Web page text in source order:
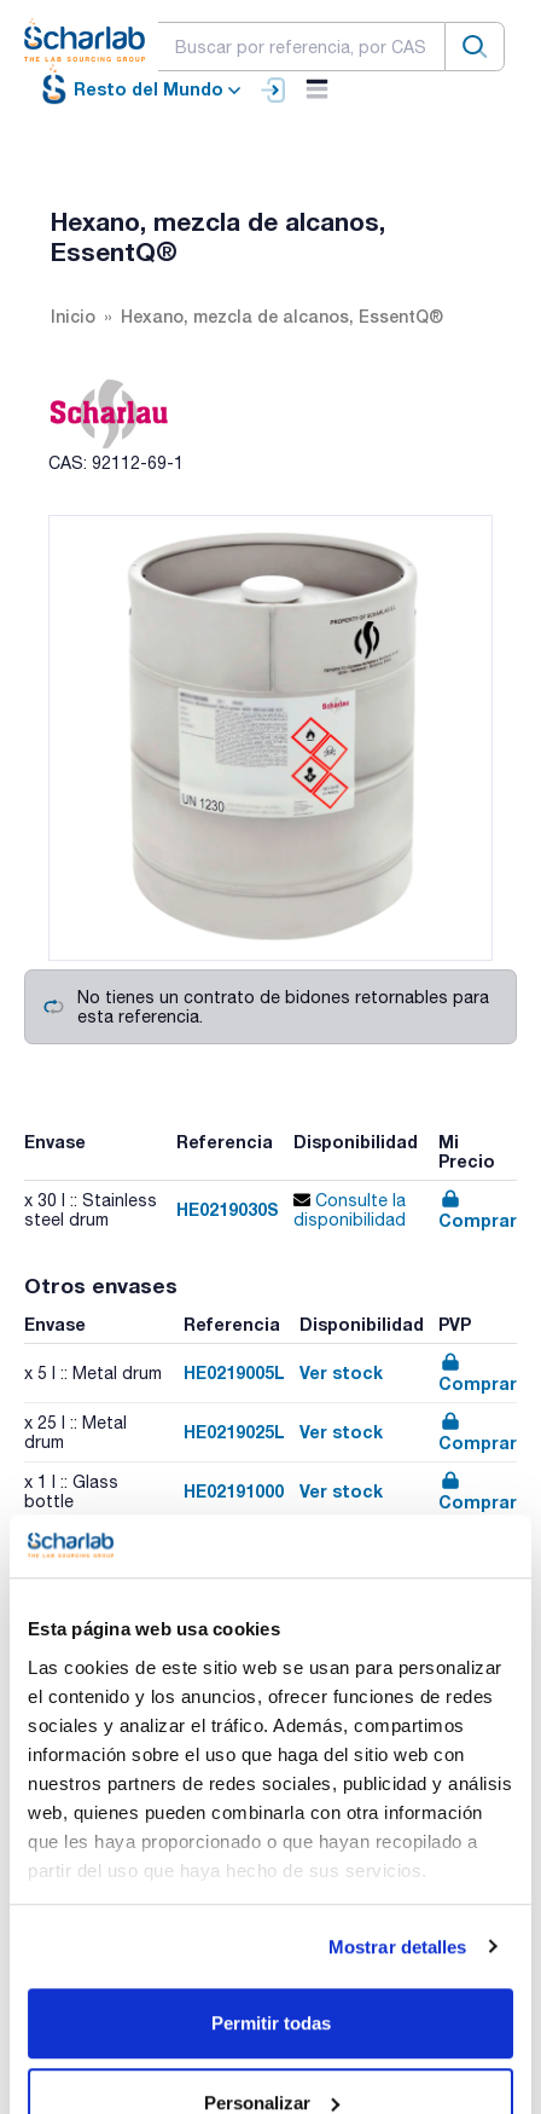
Esta página web usa cookies
Las cookies de este sitio web se usan para personalizar
el contenido y los anuncios, ofrecer funciones de redes
sociales y analizar el tráfico. Además, compartimos
información sobre el uso que haga del sitio web con
nuestros partners de redes sociales, publicidad y análisis
web, quienes pueden combinarla con otra información
que les haya proporcionado o que hayan recopilado a
partir del uso que haya hecho de sus servicios.
Mostrar detalles
Permitir todas
Personalizar
Resto del Mundo
Hexano, mezcla de alcanos,
EssentQ®
Inicio Hexano, mezcla de alcanos, EssentQ®
CAS: 92112-69-1
No tienes un contrato de bidones retornables para
esta referencia.
Envase Referencia Disponibilidad
Mi
Precio
x 30 l :: Stainless
steel drum
HE0219030S
Consulte la
disponibilidad
Comprar
Otros envases
Envase Referencia Disponibilidad PVP
x 5 l :: Metal drum HE0219005L Ver stock
Comprar
x 25 l :: Metal
drum
HE0219025L Ver stock
Comprar
x 1 l :: Glass
bottle
HE02191000 Ver stock
Comprar
x 200 l :: Metal
drum
bottle
Documentación técnica